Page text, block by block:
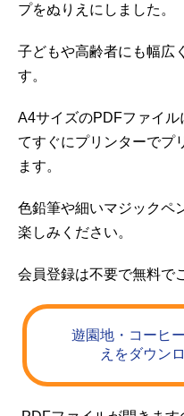
プをぬりえにしました。
子どもや高齢者にも幅広
す。
A4サイズのPDFファイ
てすぐにプリンターでプ
ます。
色鉛筆や細いマジックペ
楽しみください。
会員登録は不要で無料で
遊園地・コーヒ
えをダウン